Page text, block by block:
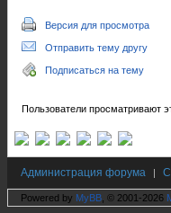
Версия для просмотра
Отправить тему другу
Подписаться на тему
Пользователи просматривают
Администрация форума |
Powered by MyBB , © 2001-2026